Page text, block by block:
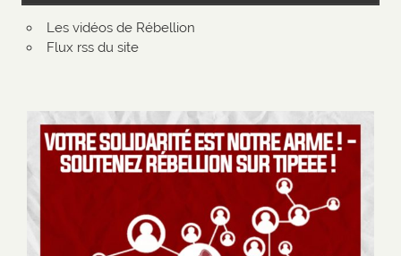
Les vidéos de Rébellion
Flux rss du site